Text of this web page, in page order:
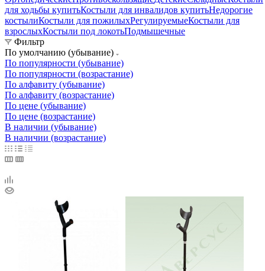
для ходьбы купитьКостыли для инвалидов купитьНедорогие
костылиКостыли для пожилыхРегулируемыеКостыли для
взрослыхКостыли под локотьПодмышечные
Фильтр
По умолчанию (убывание)
По популярности (убывание)
По популярности (возрастание)
По алфавиту (убывание)
По алфавиту (возрастание)
По цене (убывание)
По цене (возрастание)
В наличии (убывание)
В наличии (возрастание)